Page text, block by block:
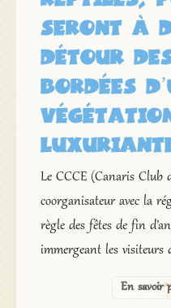
seront à
détour
bordées
Le CCCE (Canaris Club
coorganisateur avec la
règle des fêtes de fin
immergeant les visiteurs
En savoir